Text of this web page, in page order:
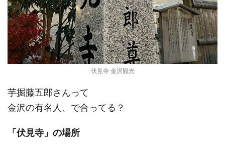
伏見寺 金沢観光
芋掘藤五郎さんって
金沢の有名人、で合ってる？
「伏見寺」の場所